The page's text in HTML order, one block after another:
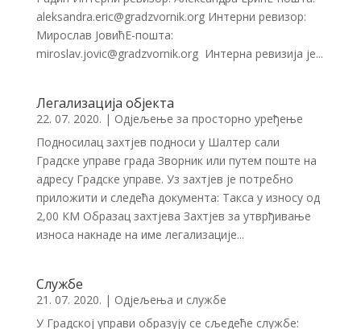
aleksandra.eric@gradzvornik.org Интерни ревизор:
Мирослав ЈовићЕ-пошта:
miroslav.jovic@gradzvornik.org Интерна ревизија је...
Легализација објекта
22. 07. 2020. | Одјељење за просторно уређење
Подносилац захтјев подноси у Шалтер сали
Градске управе града Зворник или путем поште на
адресу Градске управе. Уз захтјев је потребно
приложити и следећа документа: Такса у износу од
2,00 КМ Образац захтјева Захтјев за утврђивање
износа накнаде на име легализације...
Службе
21. 07. 2020. | Одјељења и службе
У Градској управи образују се сљедеће службе: